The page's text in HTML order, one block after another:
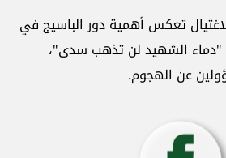
تعكس أهمية دور الباسيج في
"دماء الشهيد لن تذهب سدى"،
عن الهجوم.